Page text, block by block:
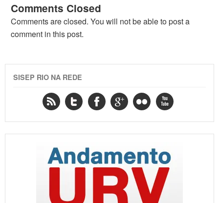
Comments Closed
Comments are closed. You will not be able to post a
comment in this post.
SISEP RIO NA REDE